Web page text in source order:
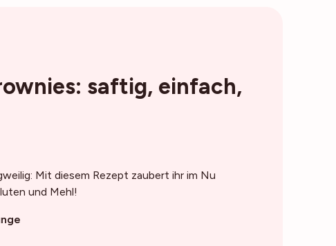
saftig, einfach,
Mit diesem Rezept zaubert ihr im Nu
und Mehl!